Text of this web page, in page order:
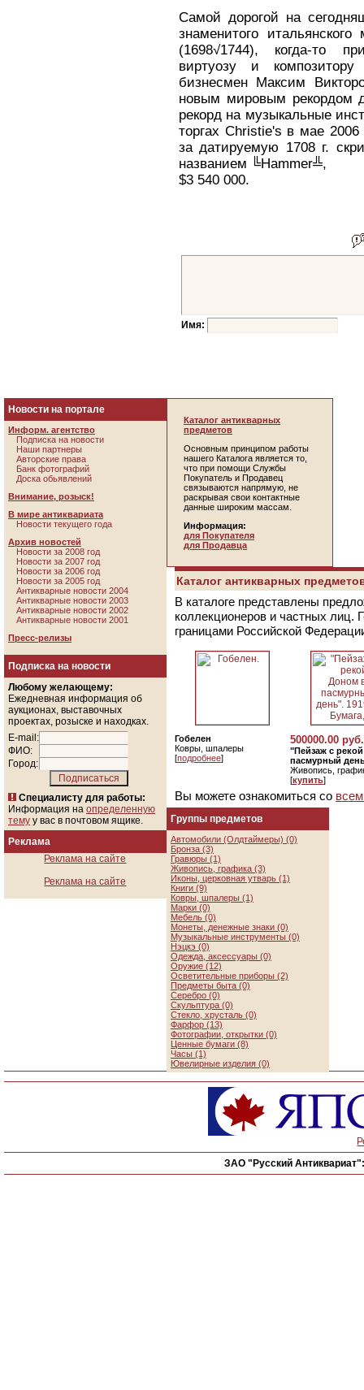
Самой дорогой на
знаменитого
(1698√1744), когда-то
виртуозу и композитору
бизнесмен Максим
новым мировым рекордом
рекорд на музыкальные
торгах Christie's в мае 2006
за датируемую 1708 г.
названием ╚Hammer╩,
$3 540 000.
Имя:
Новости на портале
Информ. агентство
Подписка на новости
Наши партнеры
Авторские права
Банк фотографий
Доска обьявлений
Внимание, розыск!
В мире антиквариата
Новости текущего года
Архив новостей
Новости за 2008 год
Новости за 2007 год
Новости за 2006 год
Новости за 2005 год
Антикварные новости 2004
Антикварные новости 2003
Антикварные новости 2002
Антикварные новости 2001
Пресс-релизы
Подписка на новости
Любому желающему:
Ежедневная информация об
аукционах, выставочных
проектах, розыске и находках.
E-mail:
ФИО:
Город:
Специалисту для работы:
Информация на определенную
тему у вас в почтовом ящике.
Реклама
Реклама на сайте
Реклама на сайте
Каталог антикварных
предметов
Основным принципом работы
нашего Каталога является то,
что при помощи Службы
Покупатель и Продавец
связываются напрямую, не
раскрывая свои контактные
данные широким массам.
Информация:
для Покупателя
для Продавца
Каталог антикварных
В каталоге представлены
коллекционеров и частных лиц.
границами Российской
Гобелен
Ковры, шпалеры
[подробнее]
500000.00 руб.
"Пейзаж с
пасмурный
Живопись,
[купить]
Вы можете ознакомиться со
Группы предметов
Автомобили (Олдтаймеры) (0)
Бронза (3)
Гравюры (1)
Живопись, графика (3)
Иконы, церковная утварь (1)
Книги (9)
Ковры, шпалеры (1)
Марки (0)
Мебель (0)
Монеты, денежные знаки (0)
Музыкальные инструменты (0)
Нэцкэ (0)
Одежда, аксессуары (0)
Оружие (12)
Осветительные приборы (2)
Предметы быта (0)
Серебро (0)
Скульптура (0)
Стекло, хрусталь (0)
Фарфор (13)
Фотографии, открытки (0)
Ценные бумаги (8)
Часы (1)
Ювелирные изделия (0)
ЗАО "Русский Антиквариат":